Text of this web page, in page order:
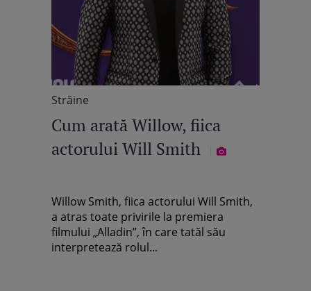
Străine
Cum arată Willow, fiica
actorului Will Smith
Willow Smith, fiica actorului Will Smith,
a atras toate privirile la premiera
filmului „Alladin”, în care tatăl său
interpretează rolul...